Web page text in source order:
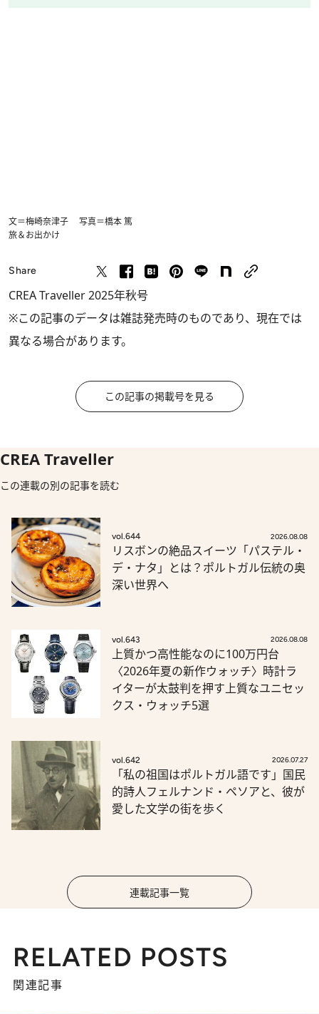
文＝梅崎奈津子 写真＝橋本 篤
旅＆お出かけ
Share
CREA Traveller 2025年秋号
※この記事のデータは雑誌発売時のものであり、現在では
異なる場合があります。
この記事の掲載号を見る
CREA Traveller
この連載の別の記事を読む
vol.644 2026.08.08
リスボンの絶品スイーツ「パステル・
デ・ナタ」とは？ポルトガル伝統の奥
深い世界へ
vol.643 2026.08.08
上質かつ高性能なのに100万円台
〈2026年夏の新作ウォッチ〉時計ラ
イターが太鼓判を押す上質なユニセッ
クス・ウォッチ5選
vol.642 2026.07.27
「私の祖国はポルトガル語です」国民
的詩人フェルナンド・ペソアと、彼が
愛した文学の街を歩く
連載記事一覧
RELATED POSTS
関連記事